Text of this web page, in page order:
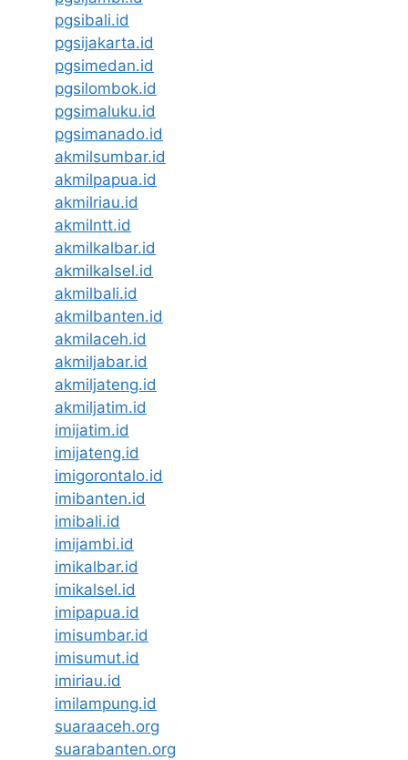
pgsibali.id
pgsijakarta.id
pgsimedan.id
pgsilombok.id
pgsimaluku.id
pgsimanado.id
akmilsumbar.id
akmilpapua.id
akmilriau.id
akmilntt.id
akmilkalbar.id
akmilkalsel.id
akmilbali.id
akmilbanten.id
akmilaceh.id
akmiljabar.id
akmiljateng.id
akmiljatim.id
imijatim.id
imijateng.id
imigorontalo.id
imibanten.id
imibali.id
imijambi.id
imikalbar.id
imikalsel.id
imipapua.id
imisumbar.id
imisumut.id
imiriau.id
imilampung.id
suaraaceh.org
suarabanten.org